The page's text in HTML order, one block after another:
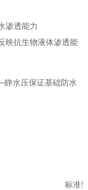
渗透能力
映抗生物液体渗透能
水压保证基础防水
标准